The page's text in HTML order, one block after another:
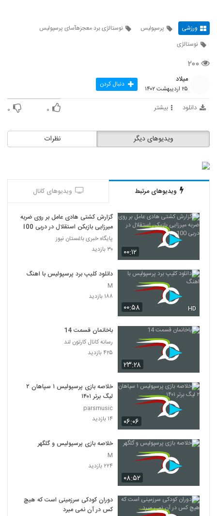
ورزشی پرسپولیس
نوستالژی برد معجزهآسای پرسپولیس
نوستالژی
۲۰۰
میلاد
۲۵ اردیبهشت ۱۴۰۲ دنبال کردن
دانلود بیشتر ۰ ۰
نظرات ویدیوهای دیگر
ویدیوهای مرتبط ویدیوهای کانال
۰۰:۱۲
گزارش کشتی هادی عامل بر روی ضربه
میرزایی بازیکن استقلال در دربی 100
پایگاه خبری باغستان نیوز
۳۰ بازدید
۰۰:۵۸ HD
دانلود کلیپ برد پرسپولیس با اهنگ
M
۱۸۸ بازدید
۲۳:۲۸
باخانمان قسمت 14
رسانه کانال کارتون لند
۴۲۵ بازدید
۰۶:۰۶
خلاصه بازی پرسپولیس ۱ سپاهان ۲
لیگ برتر ۱۴۰۱
parsmusic
۱۴ بازدید
۰۸:۵۲
خلاصه بازی پرسپولیس و گلگهر
M
۲۲۴ بازدید
دوران کودکی سرزمینی است که هیچ
کس در آن نمی میرد